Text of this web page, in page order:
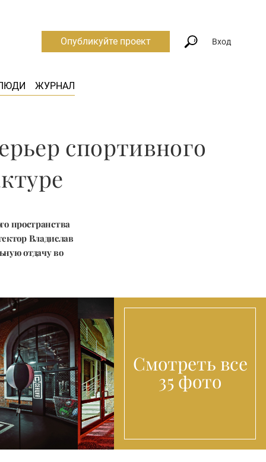
ЖУРНАЛ
Опубликуйте проект Вход
спортивного
пространства
Владислав
отдачу во
Смотреть все
35 фото